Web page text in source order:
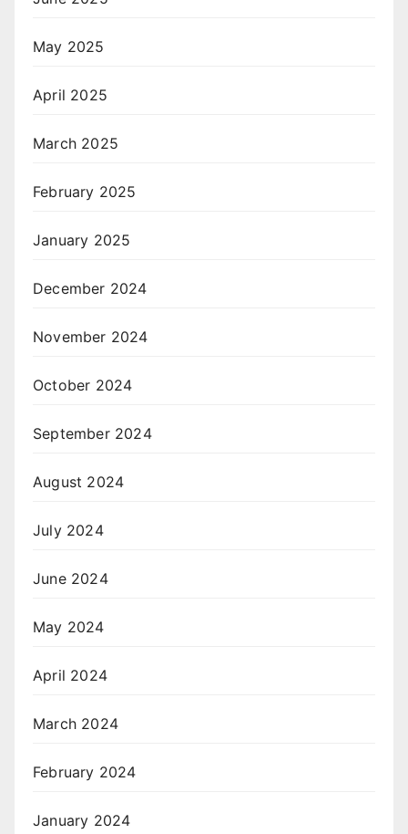
May 2025
April 2025
March 2025
February 2025
January 2025
December 2024
November 2024
October 2024
September 2024
August 2024
July 2024
June 2024
May 2024
April 2024
March 2024
February 2024
January 2024